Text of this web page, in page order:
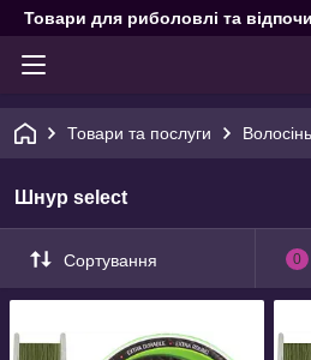
Товари для риболовлі та
Товари та послуги
Шнур select
Сортування 0